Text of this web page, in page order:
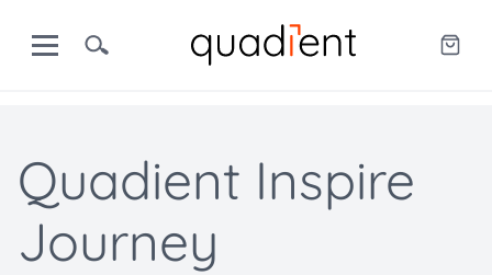
Quadient Inspire
Journey